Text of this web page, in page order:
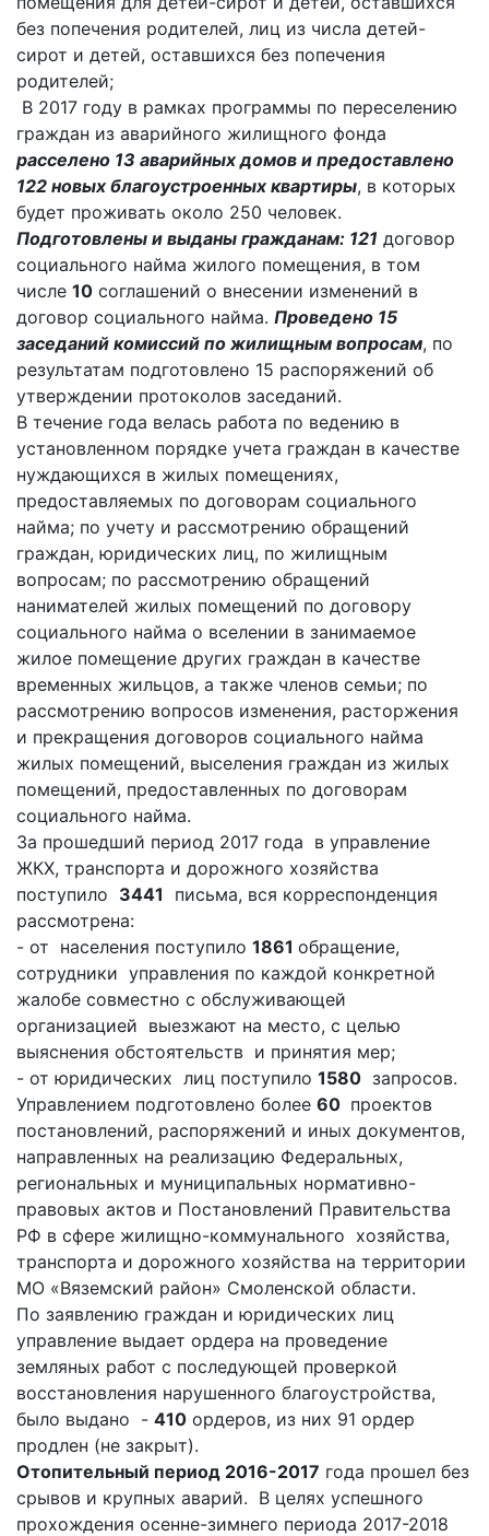
без попечения родителей, лиц из числа детей-
сирот и детей, оставшихся без попечения
родителей;
В 2017 году в рамках программы по переселению
граждан из аварийного жилищного фонда
расселено 13 аварийных домов и предоставлено
122 новых благоустроенных квартиры, в которых
будет проживать около 250 человек.
Подготовлены и выданы гражданам: 121 договор
социального найма жилого помещения, в том
числе 10 соглашений о внесении изменений в
договор социального найма. Проведено 15
заседаний комиссий по жилищным вопросам, по
результатам подготовлено 15 распоряжений об
утверждении протоколов заседаний.
В течение года велась работа по ведению в
установленном порядке учета граждан в качестве
нуждающихся в жилых помещениях,
предоставляемых по договорам социального
найма; по учету и рассмотрению обращений
граждан, юридических лиц, по жилищным
вопросам; по рассмотрению обращений
нанимателей жилых помещений по договору
социального найма о вселении в занимаемое
жилое помещение других граждан в качестве
временных жильцов, а также членов семьи; по
рассмотрению вопросов изменения, расторжения
и прекращения договоров социального найма
жилых помещений, выселения граждан из жилых
помещений, предоставленных по договорам
социального найма.
За прошедший период 2017 года в управление
ЖКХ, транспорта и дорожного хозяйства
поступило 3441 письма, вся корреспонденция
рассмотрена:
- от населения поступило 1861 обращение,
сотрудники управления по каждой конкретной
жалобе совместно с обслуживающей
организацией выезжают на место, с целью
выяснения обстоятельств и принятия мер;
- от юридических лиц поступило 1580 запросов.
Управлением подготовлено более 60 проектов
постановлений, распоряжений и иных документов,
направленных на реализацию Федеральных,
региональных и муниципальных нормативно-
правовых актов и Постановлений Правительства
РФ в сфере жилищно-коммунального хозяйства,
транспорта и дорожного хозяйства на территории
МО «Вяземский район» Смоленской области.
По заявлению граждан и юридических лиц
управление выдает ордера на проведение
земляных работ с последующей проверкой
восстановления нарушенного благоустройства,
было выдано - 410 ордеров, из них 91 ордер
продлен (не закрыт).
Отопительный период 2016-2017 года прошел без
срывов и крупных аварий. В целях успешного
прохождения осенне-зимнего периода 2017-2018